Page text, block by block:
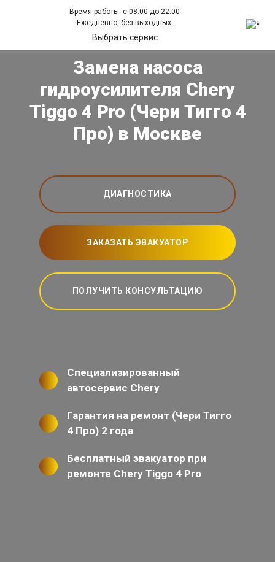
Время работы: с 08:00 до 22:00
Ежедневно, без выходных.
Выбрать сервис
Замена насоса
гидроусилителя Chery
Tiggo 4 Pro (Чери Тигго 4
Про) в Москве
ДИАГНОСТИКА
ЗАКАЗАТЬ ЭВАКУАТОР
ПОЛУЧИТЬ КОНСУЛЬТАЦИЮ
Специализированный
автосервис Chery
Гарантия на ремонт (Чери Тигго
4 Про) 2 года
Бесплатный эвакуатор при
ремонте Chery Tiggo 4 Pro